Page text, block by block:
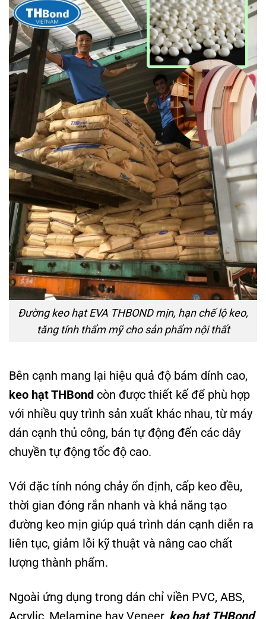
Đường keo hạt EVA THBOND mịn, hạn chế lộ keo,
tăng tính thẩm mỹ cho sản phẩm nội thất
Bên cạnh mang lại hiệu quả độ bám dính cao,
keo hạt THBond còn được thiết kế để phù hợp
với nhiều quy trình sản xuất khác nhau, từ máy
dán cạnh thủ công, bán tự động đến các dây
chuyền tự động tốc độ cao.
Với đặc tính nóng chảy ổn định, cấp keo đều,
thời gian đóng rắn nhanh và khả năng tạo
đường keo mịn giúp quá trình dán cạnh diễn ra
liên tục, giảm lỗi kỹ thuật và nâng cao chất
lượng thành phẩm.
Ngoài ứng dụng trong dán chỉ viền PVC, ABS,
Acrylic, Melamine hay Veneer, keo hạt THBond